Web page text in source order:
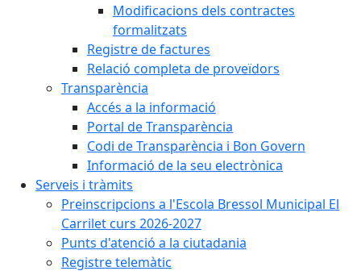
Modificacions dels contractes
formalitzats
Registre de factures
Relació completa de proveïdors
Transparència
Accés a la informació
Portal de Transparència
Codi de Transparència i Bon Govern
Informació de la seu electrònica
Serveis i tràmits
Preinscripcions a l'Escola Bressol Municipal El
Carrilet curs 2026-2027
Punts d'atenció a la ciutadania
Registre telemàtic